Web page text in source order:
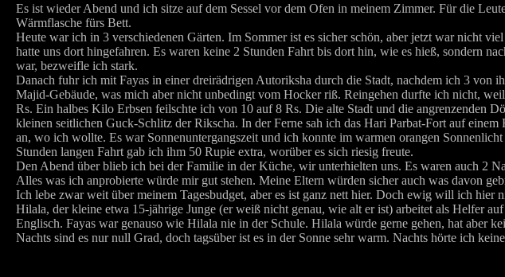
Es ist wieder Abend und ich sitze auf dem Sessel vor dem Ofen in meinem Zimmer. Für die
Wärmflasche fürs Bett.
Heute war ich in 3 verschiedenen Gärten. Im Sommer ist es sicher schön, aber jetzt war nicht
hatte uns dort hingefahren. Es waren keine 2 Stunden Fahrt bis dort hin, wie es hieß, sondern
war, bezweifle ich stark.
Danach fuhr ich mit Fayas in einer dreirädrigen Autoriksha durch die Stadt, nachdem ich 3 von
Majid-Gebäude, was mich aber nicht unbedingt vom Hocker riß. Reingehen durfte ich nicht,
Rs. Ein halbes Kilo Erbsen feilschte ich von 10 auf 8 Rs. Die alte Stadt und die angrenzenden
kleinen seitlichen Guck-Schlitz der Rikscha. In der Ferne sah ich das Hari Parbat-Fort auf
an, wo ich wollte. Es war Sonnenuntergangszeit und ich konnte im warmen orangen
Stunden langen Fahrt gab ich ihm 50 Rupie extra, worüber es sich riesig freute.
Den Abend über blieb ich bei der Familie in der Küche, wir unterhielten uns. Es waren auch 2
Alles was ich anprobierte würde mir gut stehen. Meine Eltern würden sicher auch was davon
Ich lebe zwar weit über meinem Tagesbudget, aber es ist ganz nett hier. Doch ewig will ich hier
Hilala, der kleine etwa 15-jährige Junge (er weiß nicht genau, wie alt er ist) arbeitet als Helfer
Englisch. Fayas war genauso wie Hilala nie in der Schule. Hilala würde gerne gehen, hat aber
Nachts sind es nur null Grad, doch tagsüber ist es in der Sonne sehr warm. Nachts hörte ich